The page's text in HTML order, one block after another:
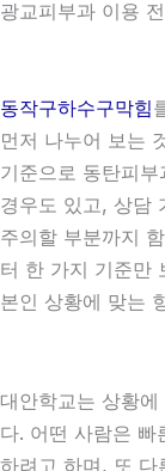
광교피부과 이용
동작구하수구막힘
먼저 나누어 보는
기준으로 동탄피
경우도 있고, 상담
주의할 부분까지
터 한 가지 기준만
본인 상황에 맞는
대안학교는 상황
다. 어떤 사람은 빠
하려고 하며, 또 다